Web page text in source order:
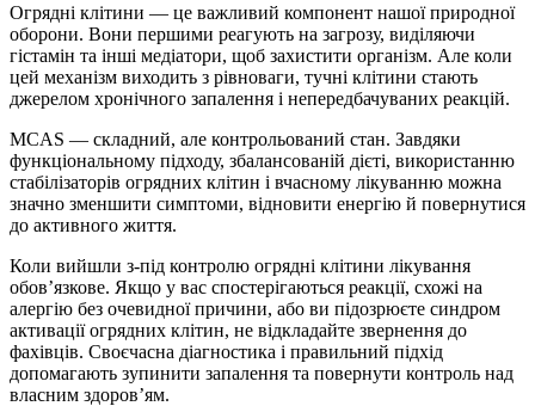
Огрядні клітини — це важливий компонент нашої природної
оборони. Вони першими реагують на загрозу, виділяючи
гістамін та інші медіатори, щоб захистити організм. Але коли
цей механізм виходить з рівноваги, тучні клітини стають
джерелом хронічного запалення і непередбачуваних реакцій.
MCAS — складний, але контрольований стан. Завдяки
функціональному підходу, збалансованій дієті, використанню
стабілізаторів огрядних клітин і вчасному лікуванню можна
значно зменшити симптоми, відновити енергію й повернутися
до активного життя.
Коли вийшли з-під контролю огрядні клітини лікування
обов’язкове. Якщо у вас спостерігаються реакції, схожі на
алергію без очевидної причини, або ви підозрюєте синдром
активаціїогрядних клітин, не відкладайте звернення до
фахівців. Своєчасна діагностика і правильний підхід
допомагають зупинити запалення та повернути контроль над
власним здоров’ям.